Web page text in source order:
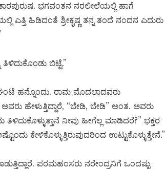
ಭಗವಂತನ ನರಲೀಲೆಯಲ್ಲಿ ಹಾಗೆ
ಎತ್ತಿ ಹಿಡಿದಂತೆ ಶ್ರೀಕೃಷ್ಣ ತನ್ನ ತಂದೆ ನಂದನ ಎದುರು
ಬಿಟ್ಟೆ.”
ಹನ್ನೊಂದು. ರಾಮ ಮೊದಲಾದವರು
ಹೇಳುತ್ತಿದ್ದಾರೆ, “ಬೇಡಿ, ಬೇಡಿ” ಅಂತ. ಅವರು
ನೀವು ಹೀಗೆಲ್ಲ ಮಾಡಿದರೆ?” ಭಕ್ತರ
ಕೇಳಿಕೊಳ್ಳುತ್ತಿರುವುದರಿಂದ ಉಟ್ಟುಕೊಳ್ಳುತ್ತೇನೆ.”
ಪರಮಹಂಸರು ನರೇಂದ್ರನಿಗೆ ಒಂದಷ್ಟು